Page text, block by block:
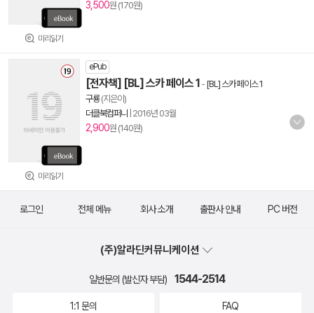
미리읽기
3,500원 (170원)
미리읽기
ePub
[전자책] [BL] 스카 페이스 1 - [BL] 스카 페이스 1
구룡(지은이)
더클북컴퍼니
2016년 03월
2,900원 (140원)
로그인 전체 메뉴 회사 소개 출판사 안내 PC 버전
(주)알라딘커뮤니케이션
일반문의 (발신자 부담) 1544-2514
1:1 문의 FAQ